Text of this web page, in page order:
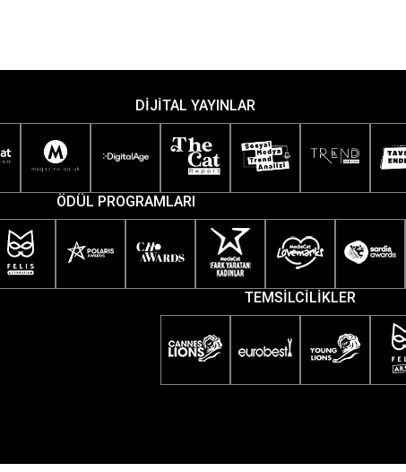
DİJİTAL YAYINLAR
ÖDÜL PROGRAMLARI
TEMSİLCİLİKLER